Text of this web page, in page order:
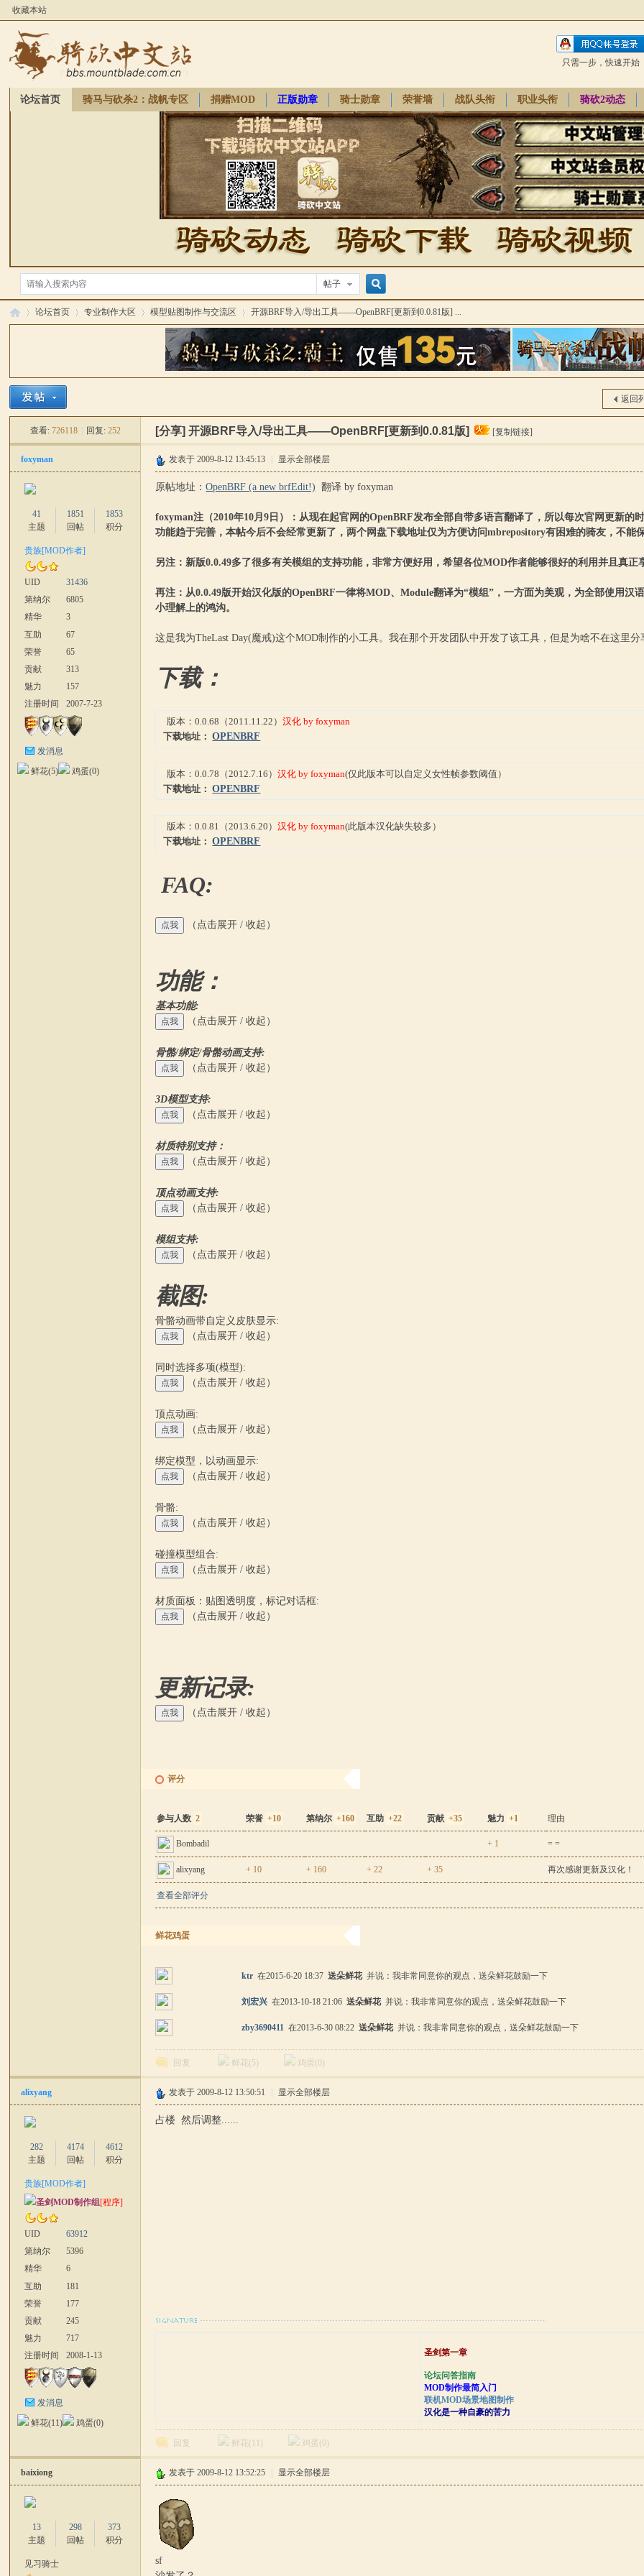
收藏本站
只需一步，快速开始
论坛首页 骑马与砍杀2：战帆专区 捐赠MOD 正版勋章 骑士勋章 荣誉墙 战队头衔 职业头衔 骑砍2动态
帖子
搜
索
论坛首页 专业制作大区 模型贴图制作与交流区
›
开源BRF导入/导出工具——OpenBRF[更新到0.0.81版] ...
返回
查看: 726118 回复: 252 [分享]开源BRF导入/导出工具——OpenBRF[更新到0.0.81版] [复制链接]
foxyman
41
主题
1851
回帖
1853
积分
贵族[MOD作者]
UID
31436
第纳尔
6805
精华
3
互助
67
荣誉
65
贡献
313
魅力
157
注册时间
2007-7-23
发消息
鲜花(5) 鸡蛋(0)
发表于 2009-8-12 13:45:13 显示全部楼层
原帖地址：OpenBRF (a new brfEdit!) 翻译 by foxyman
foxyman注（2010年10月9日）：从现在起官网的OpenBRF发布全部自带多语言翻译了，所以每次官网更新
功能趋于完善，本帖今后不会经常更新了，两个网盘下载地址仅为方便访问mbrepository有困难的骑友，不
另注：新版0.0.49多了很多有关模组的支持功能，非常方便好用，希望各位MOD作者能够很好的利用并且真正
再注：从0.0.49版开始汉化版的OpenBRF一律将MOD、Module翻译为“模组”，一方面为美观，为全部使用
小理解上的鸿沟。
这是我为TheLast Day(魔戒)这个MOD制作的小工具。我在那个开发团队中开发了该工具，但是为啥不在这里分
下载：
版本：0.0.68（2011.11.22）汉化 by foxyman
下载地址：OPENBRF
版本：0.0.78（2012.7.16）汉化 by foxyman(仅此版本可以自定义女性帧参数阈值）
下载地址：OPENBRF
版本：0.0.81（2013.6.20）汉化 by foxyman(此版本汉化缺失较多）
下载地址：OPENBRF
FAQ:
（点击展开 / 收起）
功能：
基本功能:
（点击展开 / 收起）
骨骼/绑定/骨骼动画支持:
（点击展开 / 收起）
3D模型支持:
（点击展开 / 收起）
材质特别支持：
（点击展开 / 收起）
顶点动画支持:
（点击展开 / 收起）
模组支持:
（点击展开 / 收起）
截图:
骨骼动画带自定义皮肤显示:
（点击展开 / 收起）
同时选择多项(模型):
（点击展开 / 收起）
顶点动画:
（点击展开 / 收起）
绑定模型，以动画显示:
（点击展开 / 收起）
骨骼:
（点击展开 / 收起）
碰撞模型组合:
（点击展开 / 收起）
材质面板：贴图透明度，标记对话框:
（点击展开 / 收起）
更新记录:
（点击展开 / 收起）
评分
参与人数 2 荣誉 +10 第纳尔 +160 互助 +22 贡献 +35 魅力 +1 理由
Bombadil + 1 = =
alixyang + 10 + 160 + 22 + 35 再次感谢更新及汉化！
查看全部评分
鲜花鸡蛋
ktr 在2015-6-20 18:37送朵鲜花并说：我非常同意你的观点，送朵鲜花鼓励一下
刘宏兴 在2013-10-18 21:06送朵鲜花并说：我非常同意你的观点，送朵鲜花鼓励一下
zby3690411 在2013-6-30 08:22送朵鲜花并说：我非常同意你的观点，送朵鲜花鼓励一下
回复 鲜花( 5 ) 鸡蛋( 0 )
alixyang
282
主题
4174
回帖
4612
积分
贵族[MOD作者]
圣剑MOD制作组[程序]
UID
63912
第纳尔
5396
精华
6
互助
181
荣誉
177
贡献
245
魅力
717
注册时间
2008-1-13
发消息
鲜花(11) 鸡蛋(0)
发表于 2009-8-12 13:50:51 显示全部楼层
占楼 然后调整......
圣剑第一章
论坛问答指南
MOD制作最简入门
联机MOD场景地图制作
汉化是一种自豪的苦力
回复 鲜花( ) 鸡蛋( 0 )
baixiong
13
主题
298
回帖
373
积分
见习骑士
发表于 2009-8-12 13:52:25 显示全部楼层
sf